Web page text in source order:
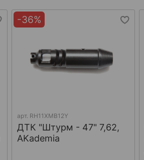
-36%
арт. RH11XMB12Y
ДТК "Штурм - 47" 7,62,
AKademia